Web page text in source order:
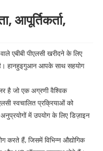
आपूर्तिकर्ता,
एबीबी पीएलसी खरीदने के लिए
हानहुइगुआन आपके साथ सहयोग
है जो एक अग्रणी वैश्विक
स्वचालित प्रक्रियाओं को
में उपयोग के लिए डिज़ाइन
करते हैं, जिसमें विभिन्न औद्योगिक